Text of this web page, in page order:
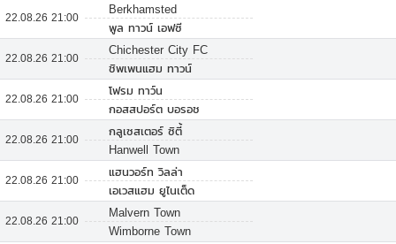
22.08.26 21:00
Berkhamsted
พูล ทาวน์ เอฟซี
22.08.26 21:00
Chichester City FC
ชิพเพนแฮม ทาวน์
22.08.26 21:00
โฟรม ทาว์น
กอสสปอร์ต บอรอช
22.08.26 21:00
กลูเซสเตอร์ ซิตี้
Hanwell Town
22.08.26 21:00
แฮนวอร์ท วิลล่า
เอเวสแฮม ยูไนเต็ด
22.08.26 21:00
Malvern Town
Wimborne Town